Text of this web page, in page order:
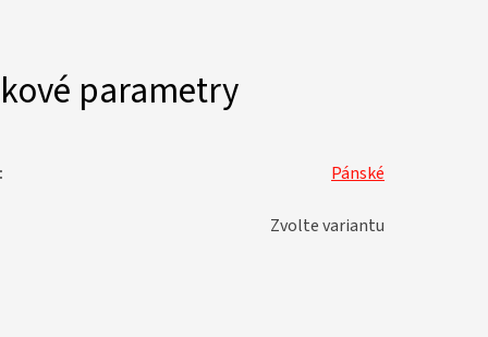
parametry
: Pánské
Zvolte variantu